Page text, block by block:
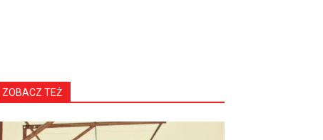
ZOBACZ TEŻ